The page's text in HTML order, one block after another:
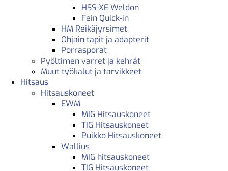
HSS-XE Weldon
Fein Quick-in
HM Reikäjyrsimet
Ohjain tapit ja adapterit
Porrasporat
Pyöltimen varret ja kehrät
Muut työkalut ja tarvikkeet
Hitsaus
Hitsauskoneet
EWM
MIG Hitsauskoneet
TIG Hitsauskoneet
Puikko Hitsauskoneet
Wallius
MIG hitsauskoneet
TIG Hitsauskoneet